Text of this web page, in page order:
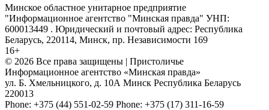
Минское областное унитарное предприятие
"Информационное агентство "Минская правда" УНП:
600013449 . Юридический и почтовый адрес: Республика
Беларусь, 220114, Минск, пр. Независимости 169
16+
© 2026 Все права защищены | Пристоличье
Информационное агентство «Минская правда»
ул. Б. Хмельницкого, д. 10А Минск Республика Беларусь
220013
Phone: +375 (44) 551-02-59 Phone: +375 (17) 311-16-59